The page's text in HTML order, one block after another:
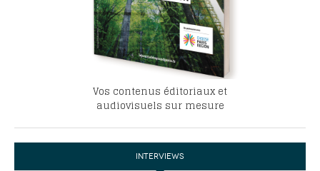
Vos contenus éditoriaux et
audiovisuels sur mesure
INTERVIEWS